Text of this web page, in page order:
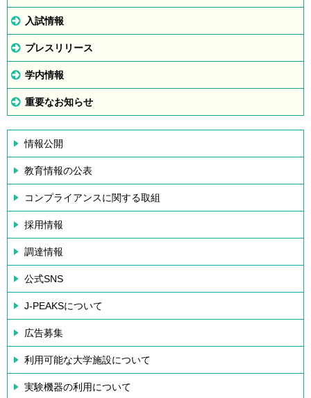
入試情報
プレスリリース
学内情報
重要なお知らせ
情報公開
教育情報の公表
コンプライアンスに関する取組
採用情報
調達情報
公式SNS
J-PEAKSについて
広告募集
利用可能な大学施設について
実験機器の利用について